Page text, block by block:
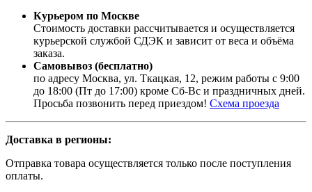
Курьером по Москве
Стоимость доставки рассчитывается и осуществляется
курьерской службой СДЭК и зависит от веса и объёма
заказа.
Самовывоз (бесплатно)
по адресу Москва, ул. Ткацкая, 12, режим работы с 9:00
до 18:00 (Пт до 17:00) кроме Сб-Вс и праздничных дней.
Просьба позвонить перед приездом! Схема проезда
Доставка в регионы:
Отправка товара осуществляется только после поступления
оплаты.